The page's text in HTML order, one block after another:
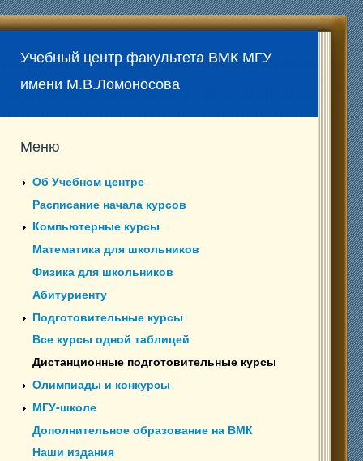
Учебный центр факультета ВМК МГУ
имени М.В.Ломоносова
Меню
Об Учебном центре
Расписание начала курсов
Компьютерные курсы
Математика для школьников
Физика для школьников
Абитуриенту
Подготовительные курсы
Все курсы одной таблицей
Дистанционные подготовительные курсы
Олимпиады и конкурсы
МГУ-школе
Дополнительное образование на ВМК
Наши издания